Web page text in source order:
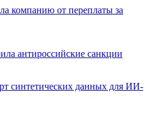
компанию от переплаты за
антироссийские санкции
синтетических данных для ИИ-